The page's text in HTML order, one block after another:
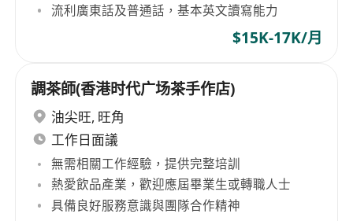
流利廣東話及普通話，基本英文讀寫能力
$15K-17K/月
調茶師(香港时代广场茶手作店)
油尖旺, 旺角
工作日面議
無需相關工作經驗，提供完整培訓
熱愛飲品產業，歡迎應屆畢業生或轉職人士
具備良好服務意識與團隊合作精神